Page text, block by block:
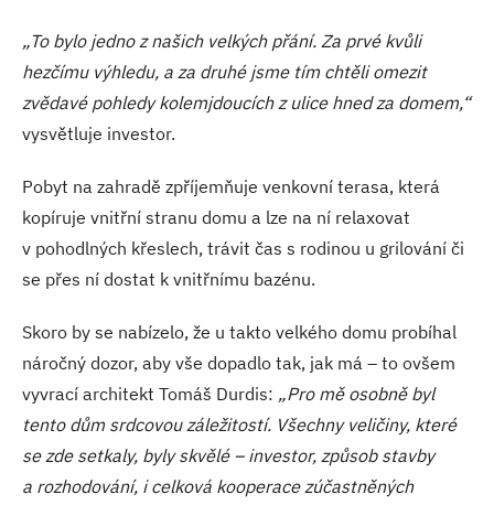
„To bylo jedno z našich velkých přání. Za prvé kvůli
hezčímu výhledu, a za druhé jsme tím chtěli omezit
zvědavé pohledy kolemjdoucích z ulice hned za domem,“
vysvětluje investor.
Pobyt na zahradě zpříjemňuje venkovní terasa, která
kopíruje vnitřní stranu domu a lze na ní relaxovat
v pohodlných křeslech, trávit čas s rodinou u grilování či
se přes ní dostat k vnitřnímu bazénu.
Skoro by se nabízelo, že u takto velkého domu probíhal
náročný dozor, aby vše dopadlo tak, jak má – to ovšem
vyvrací architekt Tomáš Durdis: „Pro mě osobně byl
tento dům srdcovou záležitostí. Všechny veličiny, které
se zde setkaly, byly skvělé – investor, způsob stavby
a rozhodování, i celková kooperace zúčastněných